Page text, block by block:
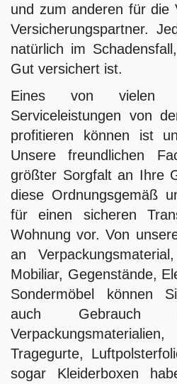
und zum anderen für die
Versicherungspartner.
natürlich im
Gut versichert ist.
Eines von vielen
Serviceleistungen von
profitieren können ist
Unsere freundlichen
größter Sorgfalt an Ihre
diese Ordnungsgemäß
für einen sicheren
Wohnung vor. Von
an
Mobiliar, Gegenstände,
Sondermöbel können
auch Gebrauch
Tragegurte,
sogar Kleiderboxen